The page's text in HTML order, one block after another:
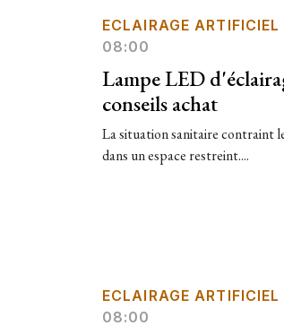
ECLAIRAGE ARTIFICIEL
08:00
Lampe LED
conseils achat
La situation sanitaire contraint
dans un espace restreint....
ECLAIRAGE ARTIFICIEL
08:00